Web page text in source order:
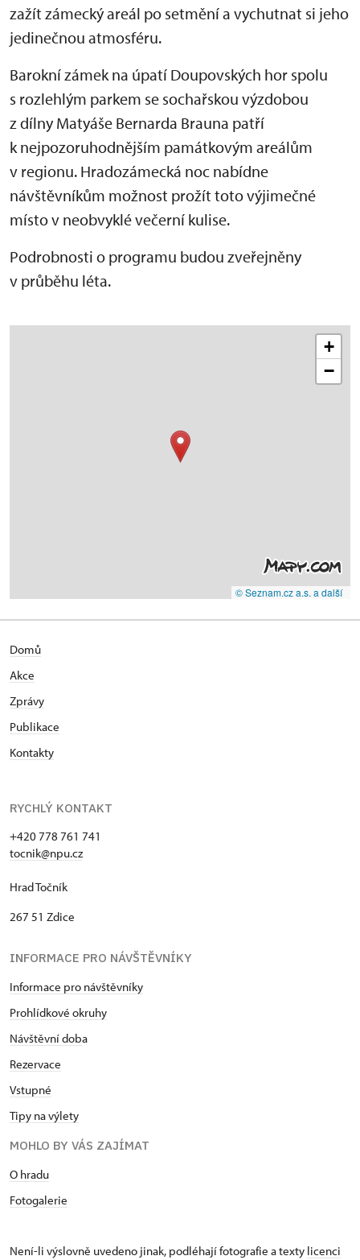
zažít zámecký areál po setmění a vychutnat si jeho
jedinečnou atmosféru.
Barokní zámek na úpatí Doupovských hor spolu
s rozlehlým parkem se sochařskou výzdobou
z dílny Matyáše Bernarda Brauna patří
k nejpozoruhodnějším památkovým areálům
v regionu. Hradozámecká noc nabídne
návštěvníkům možnost prožít toto výjimečné
místo v neobvyklé večerní kulise.
Podrobnosti o programu budou zveřejněny
v průběhu léta.
+
−
© Seznam.cz a.s. a další
Domů
Akce
Zprávy
Publikace
Kontakty
RYCHLÝ KONTAKT
+420 778 761 741
tocnik@npu.cz
Hrad Točník
267 51 Zdice
INFORMACE PRO NÁVŠTĚVNÍKY
Informace pro návštěvníky
Prohlídkové okruhy
Návštěvní doba
Rezervace
Vstupné
Tipy na výlety
MOHLO BY VÁS ZAJÍMAT
O hradu
Fotogalerie
Není-li výslovně uvedeno jinak, podléhají fotografie a texty licenci